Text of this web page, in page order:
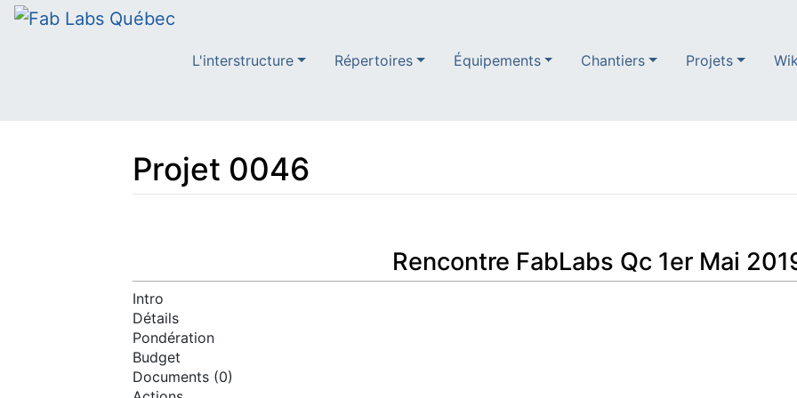
L'interstructure Répertoires Équipements Chantiers Projets
Projet 0046
Rencontre FabLabs Qc 1er Mai
Intro
Détails
Pondération
Budget
Documents (0)